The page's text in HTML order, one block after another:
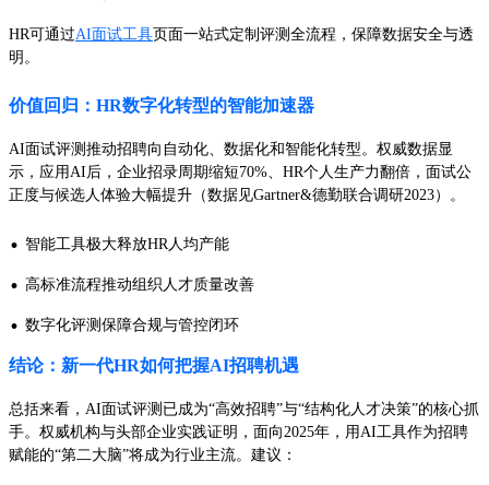
HR可通过AI面试工具页面一站式定制评测全流程，保障数据安全与透
明。
价值回归：HR数字化转型的智能加速器
AI面试评测推动招聘向自动化、数据化和智能化转型。权威数据显
示，应用AI后，企业招录周期缩短70%、HR个人生产力翻倍，面试公
正度与候选人体验大幅提升（数据见Gartner&德勤联合调研2023）。
· 智能工具极大释放HR人均产能
· 高标准流程推动组织人才质量改善
· 数字化评测保障合规与管控闭环
结论：新一代HR如何把握AI招聘机遇
总括来看，AI面试评测已成为“高效招聘”与“结构化人才决策”的核心抓
手。权威机构与头部企业实践证明，面向2025年，用AI工具作为招聘
赋能的“第二大脑”将成为行业主流。建议：